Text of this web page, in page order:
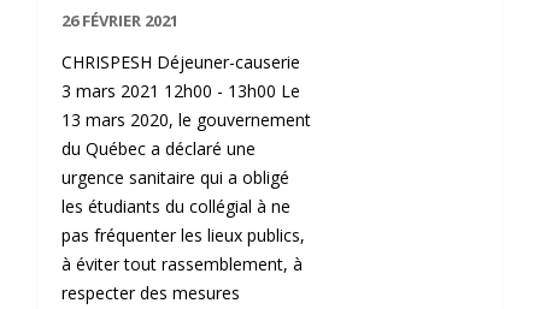
26 FÉVRIER 2021
CHRISPESH Déjeuner-causerie
3 mars 2021 12h00 - 13h00 Le
13 mars 2020, le gouvernement
du Québec a déclaré une
urgence sanitaire qui a obligé
les étudiants du collégial à ne
pas fréquenter les lieux publics,
à éviter tout rassemblement, à
respecter des mesures